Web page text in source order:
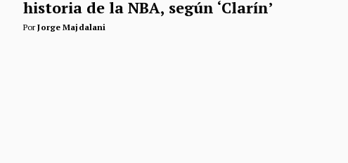
historia de la NBA, según ‘Clarín’
PorJorge Majdalani